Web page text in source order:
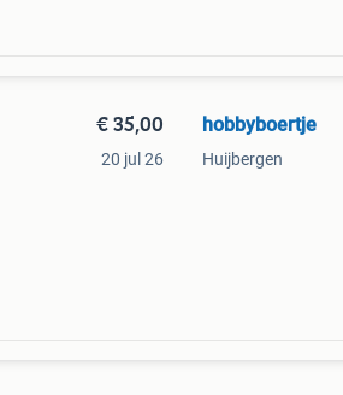
€ 35,00
20 jul 26
hobbyboertje
Huijbergen